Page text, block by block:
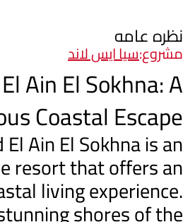
نظره عامه
مشروع:سيا ايس لاند
Ain El Sokhna: A
Coastal Escape
Ain El Sokhna is an
resort that offers an
living experience.
shores of the